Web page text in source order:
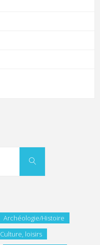
Archéologie/Histoire
Culture, loisirs